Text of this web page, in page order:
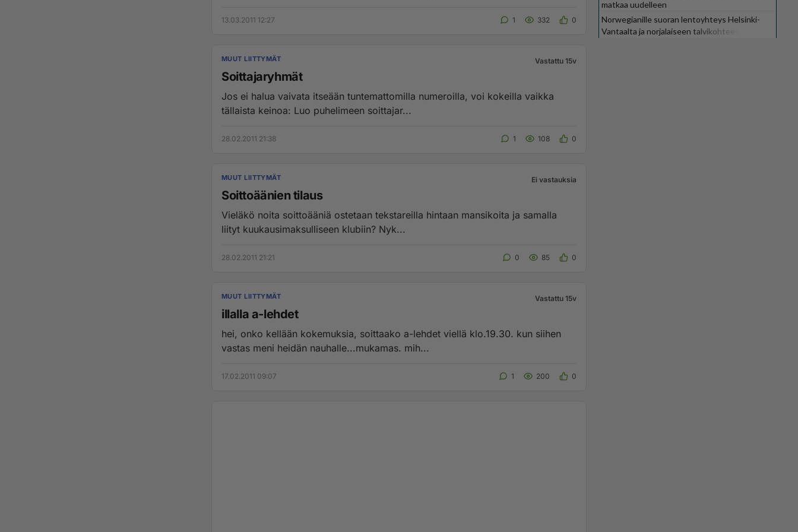
13.03.2011 12:27 1 332 0
MUUT LIITTYMÄT Vastattu 15v
Soittajaryhmät
Jos ei halua vaivata itseään tuntemattomilla numeroilla, voi kokeilla vaikka
tällaista keinoa: Luo puhelimeen soittajar...
28.02.2011 21:38 1 108 0
MUUT LIITTYMÄT Ei vastauksia
Soittoäänien tilaus
Vieläkö noita soittoääniä ostetaan tekstareilla hintaan mansikoita ja samalla
liityt kuukausimaksulliseen klubiin? Nyk...
28.02.2011 21:21 0 85 0
MUUT LIITTYMÄT Vastattu 15v
illalla a-lehdet
hei, onko kellään kokemuksia, soittaako a-lehdet viellä klo.19.30. kun siihen
vastas meni heidän nauhalle...mukamas. mih...
17.02.2011 09:07 1 200 0
matkaa uudelleen
Norwegianille suoran lentoyhteys Helsinki-
Vantaalta ja norjalaiseen talvikohteeseen